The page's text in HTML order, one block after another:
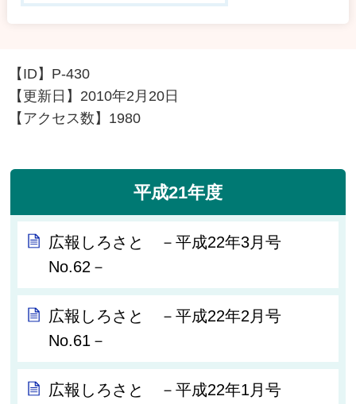
【ID】 P-430
【更新日】 2010年2月20日
【アクセス数】 1980
平成21年度
広報しろさと －平成22年3月号
No.62－
広報しろさと －平成22年2月号
No.61－
広報しろさと －平成22年1月号